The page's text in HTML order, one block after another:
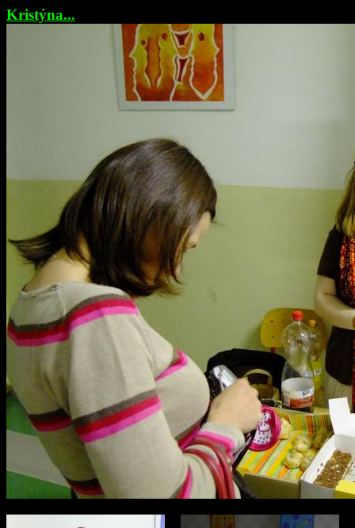
Kristýna...